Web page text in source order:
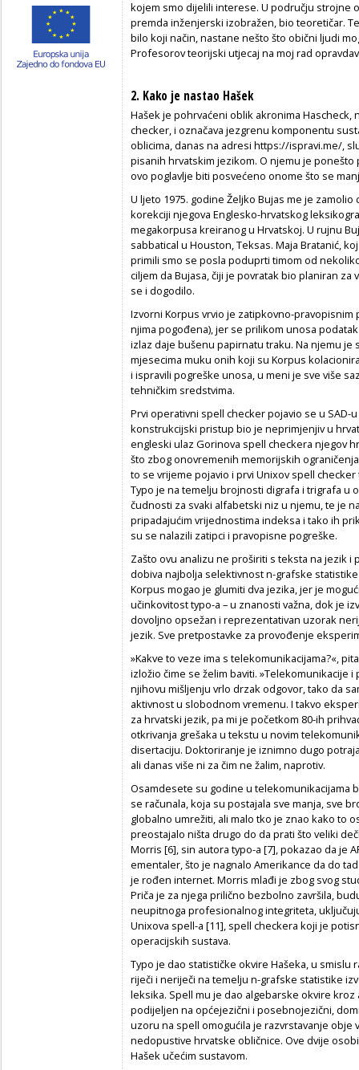
kojem smo dijelili interese. U području strojne
premda inženjerski izobražen, bio teoretičar.
bilo koji način, nastane nešto što obični ljudi
Profesorov teorijski utjecaj na moj rad
2. Kako je nastao Hašek
Hašek je pohrvaćeni oblik akronima
checker , i označava jezgrenu komponentu
oblicima, danas na adresi https://ispravi.me/,
pisanih hrvatskim jezikom. O njemu je ponešto
ovo poglavlje biti posvećeno onome što se
U ljeto 1975. godine Željko Bujas me je
korekciji njegova Englesko-hrvatskog
megakorpusa kreiranog u Hrvatskoj. U rujnu
sabbatical u Houston, Teksas. Maja Bratanić,
primili smo se posla poduprti timom od
ciljem da Bujasa, čiji je povratak bio planiran za
se i dogodilo.
Izvorni Korpus vrvio je zatipkovno-
njima pogođena), jer se prilikom unosa
izlaz daje bušenu papirnatu traku. Na njemu je
mjesecima muku onih koji su Korpus
i ispravili pogreške unosa, u meni je sve više
tehničkim sredstvima.
Prvi operativni spell checkerpojavio se u SAD-
konstrukcijski pristup bio je neprimjenjiv u
engleski ulaz Gorinova spell checkera njegov
što zbog onovremenih memorijskih
to se vrijeme pojavio i prvi Unixovspell checker
Typo je na temelju brojnosti digrafa i trigrafa u
čudnosti za svaki alfabetski niz u njemu, te je
pripadajućim vrijednostima indeksa i tako ih
su se nalazili zatipci i pravopisne pogreške.
Zašto ovu analizu ne proširiti s teksta na jezik
dobiva najbolja selektivnostn-grafske
Korpus mogao je glumiti dva jezika, jer je
učinkovitost typo-a – u znanosti važna, dok je
dovoljno opsežan i reprezentativan uzorak
jezik. Sve pretpostavke za provođenje
»Kakve to veze ima s telekomunikacijama?«,
izložio čime se želim baviti. »Telekomunikacije
njihovu mišljenju vrlo drzak odgovor, tako da
aktivnost u slobodnom vremenu. I takvo
za hrvatski jezik, pa mi je početkom 80-ih
otkrivanja grešaka u tekstu u novim
disertaciju. Doktoriranje je iznimno dugo
ali danas više ni za čim ne žalim, naprotiv.
Osamdesete su godine u telekomunikacijama
se računala, koja su postajala sve manja, sve
globalno umrežiti, ali malo tko je znao kako to
preostajalo ništa drugo do da prati što veliki
Morris [6], sin autora typo-a [7], pokazao da je
ementaler, što je nagnalo Amerikance da do
je rođen internet. Morris mlađi je zbog svog
Priča je za njega prilično bezbolno završila,
neupitnoga profesionalnog integriteta,
Unixova spell-a [11], spell checkera koji je
operacijskih sustava.
Typo je dao statističke okvire Hašeka, u
riječi i neriječi na temelju n-grafske statistike
leksika. Spell mu je dao algebarske okvire
podijeljen na općejezični i posebnojezični,
uzoru na spell omogućila je razvrstavanje
nedopustive hrvatske obličnice. Ove dvije
Hašek učećim sustavom.